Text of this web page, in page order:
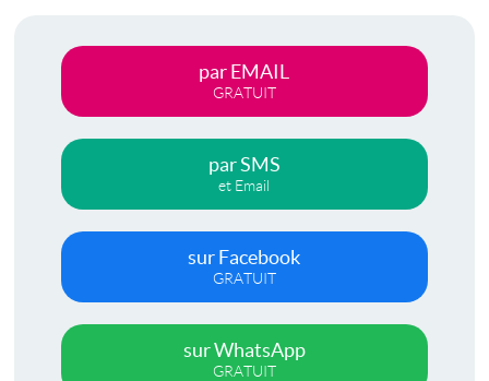
par EMAIL
GRATUIT
par SMS
et Email
sur Facebook
GRATUIT
sur WhatsApp
GRATUIT